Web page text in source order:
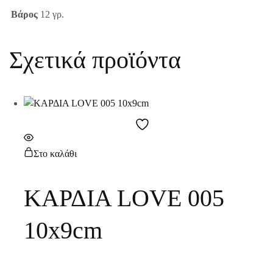
Βάρος 12 γρ.
Σχετικά προϊόντα
Στο καλάθι
ΚΑΡΔΙΑ LOVE 005
10x9cm